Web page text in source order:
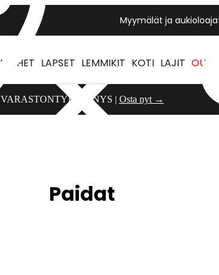
Myymälät ja
MIEHET LAPSET LEMMIKIT KOTI LAJIT
VARASTONTYHJENNYS | Osta nyt →
Paidat